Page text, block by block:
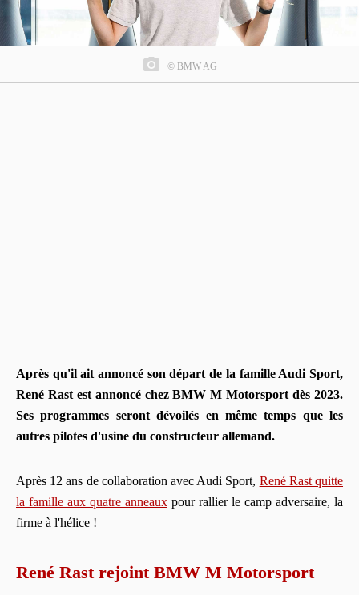
© BMW AG
Après qu'il ait annoncé son départ de la famille Audi Sport,
René Rast est annoncé chez BMW M Motorsport dès 2023.
Ses programmes seront dévoilés en même temps que les
autres pilotes d'usine du constructeur allemand.
Après 12 ans de collaboration avec Audi Sport, René Rast quitte
la famille aux quatre anneaux pour rallier le camp adversaire, la
firme à l'hélice !
René Rast rejoint BMW M Motorsport